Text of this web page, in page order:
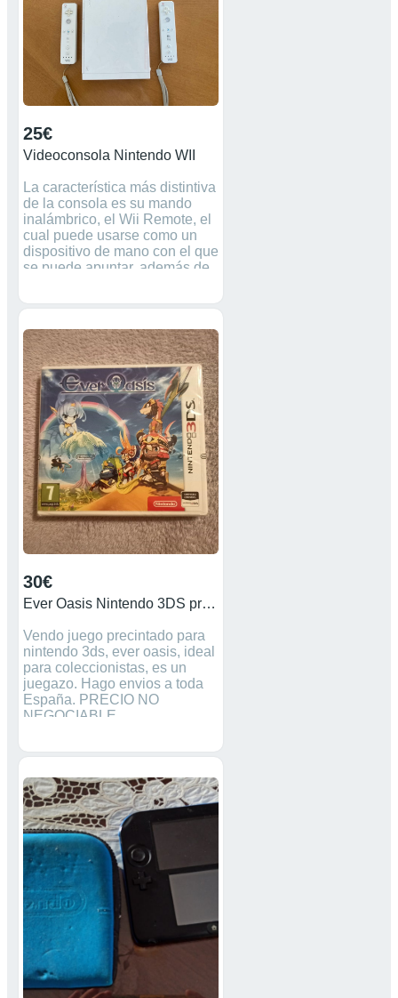
25€
Videoconsola Nintendo WII
La característica más distintiva
de la consola es su mando
inalámbrico, el Wii Remote, el
cual puede usarse como un
dispositivo de mano con el que
se puede apuntar, además de
un plano tridimensional.
Contiene TODOS sus cables
Sin caja original Consola,
vídeo, videoconsola, juegos ,
Nintendo, play, play station, ps,
Xbox , Microsoft.
30€
Ever Oasis Nintendo 3DS precintado
Vendo juego precintado para
nintendo 3ds, ever oasis, ideal
para coleccionistas, es un
juegazo. Hago envios a toda
España. PRECIO NO
NEGOCIABLE.